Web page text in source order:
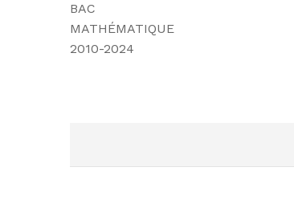
BAC
MATHÉMATIQUE
2010-2024